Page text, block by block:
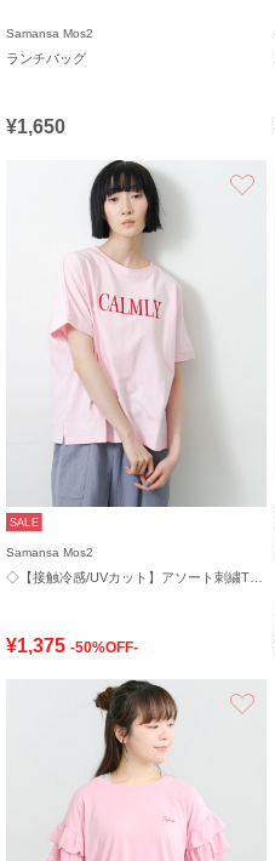
Samansa Mos2
ランチバッグ
¥1,650
SALE
Samansa Mos2
¥1,375 -50%OFF-